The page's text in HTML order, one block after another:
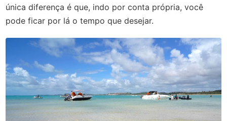
única diferença é que, indo por conta própria, você
pode ficar por lá o tempo que desejar.